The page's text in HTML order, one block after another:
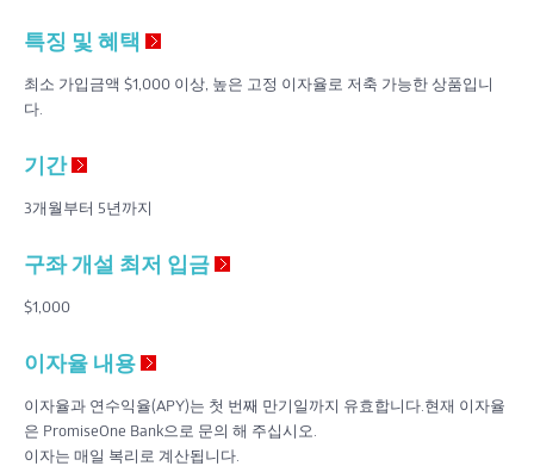
특징 및 혜택
최소 가입금액 $1,000 이상, 높은 고정 이자율로 저축 가능한 상품입니
다.
기간
3개월부터 5년까지
구좌 개설 최저 입금
$1,000
이자율 내용
이자율과 연수익율(APY)는 첫 번째 만기일까지 유효합니다.현재 이자율
은 PromiseOne Bank으로 문의 해 주십시오.
이자는 매일 복리로 계산됩니다.